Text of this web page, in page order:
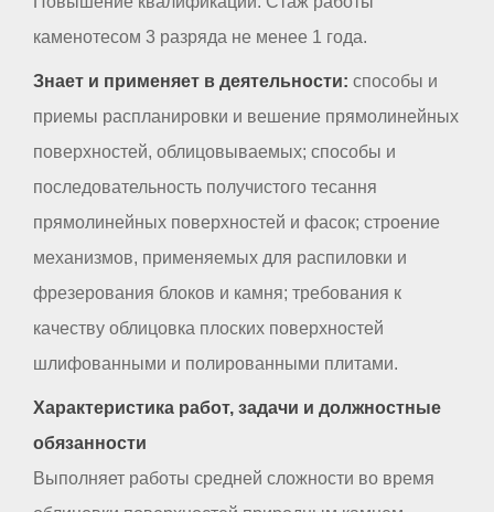
каменотесом 3 разряда не менее 1 года.
Знает и применяет в деятельности: способы и
приемы распланировки и вешение прямолинейных
поверхностей, облицовываемых; способы и
последовательность получистого тесання
прямолинейных поверхностей и фасок; строение
механизмов, применяемых для распиловки и
фрезерования блоков и камня; требования к
качеству облицовка плоских поверхностей
шлифованными и полированными плитами.
Характеристика работ, задачи и должностные
обязанности
Выполняет работы средней сложности во время